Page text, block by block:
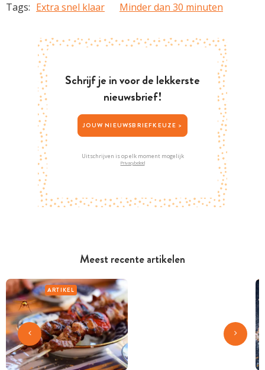
Meest recente artikelen
ARTIKEL
Tags: Extra snel klaar Minder dan 30 minuten
Schrijf je in voor de lekkerste
nieuwsbrief!
JOUW NIEUWSBRIEFKEUZE >
Uitschrijven is op elk moment mogelijk
Privacybeleid